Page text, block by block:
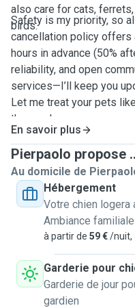
also care for cats,
birds.
Safety is my priority, so
cancellation policy offers
hours in advance (50%
reliability, and open
services—I’ll keep you
Let me treat your pets
they are!
En savoir plus
Pierpaolo propose
Au domicile de
Hébergement
Votre chien logera
Ambiance
à partir de 59 €/nuit,
Garderie pour
Garderie de jour
gardien